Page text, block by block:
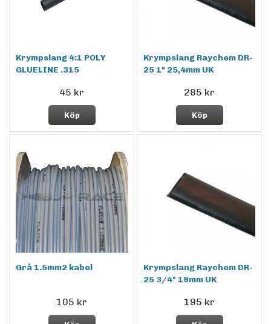
Krympslang 4:1 POLY
GLUELINE .315
45 kr
Köp
Krympslang Raychem DR-
25 1" 25,4mm UK
285 kr
Köp
Grå 1.5mm2 kabel
105 kr
Krympslang Raychem DR-
25 3/4" 19mm UK
195 kr